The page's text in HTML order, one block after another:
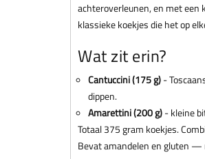
achteroverleunen, en met
klassieke koekjes die het op
Wat zit erin?
Cantuccini (175 g)-
dippen.
Amarettini (200 g)- kleine
Totaal 375 gram koekjes.
Bevat amandelen en gluten —